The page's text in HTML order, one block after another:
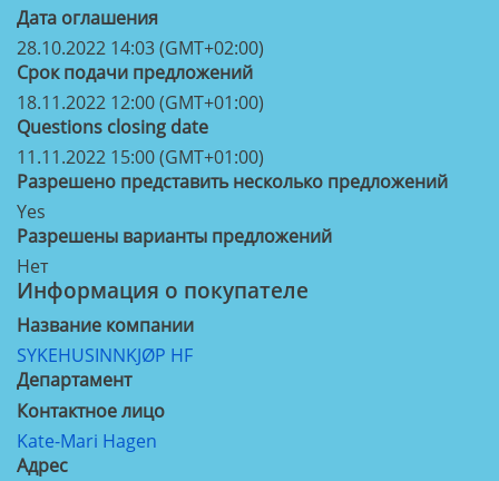
Дата оглашения
28.10.2022 14:03 (GMT+02:00)
Срок подачи предложений
18.11.2022 12:00 (GMT+01:00)
Questions closing date
11.11.2022 15:00 (GMT+01:00)
Разрешено представить несколько предложений
Yes
Разрешены варианты предложений
Нет
Информация о покупателе
Название компании
SYKEHUSINNKJØP HF
Департамент
Контактное лицо
Kate-Mari Hagen
Aдрес